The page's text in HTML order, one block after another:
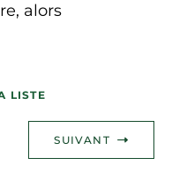
alors
LISTE
SUIVANT